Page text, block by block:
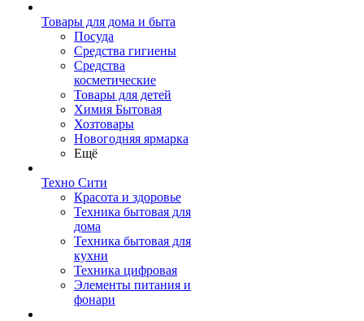
Товары для дома и быта
Посуда
Средства гигиены
Средства
косметические
Товары для детей
Химия Бытовая
Хозтовары
Новогодняя ярмарка
Ещё
Техно Сити
Красота и здоровье
Техника бытовая для
дома
Техника бытовая для
кухни
Техника цифровая
Элементы питания и
фонари